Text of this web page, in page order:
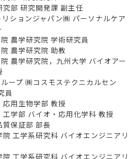
部 研究開発課 副主任
ョンジャパン㈱ パーソナルケア
農学研究院 学術研究員
農学研究院 助教
学研究院，九州大学 バイオアー
プ ㈱コスモステクニカルセン
員
生物学部 教授
部 バイオ・応用化学科 教授
保証部 部長
工学系研究科 バイオエンジニアリ
工学系研究科 バイオエンジニアリ